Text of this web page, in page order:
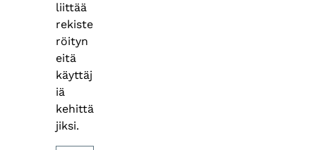
liittää
rekiste
röityn
eitä
käyttäj
iä
kehittä
jiksi.